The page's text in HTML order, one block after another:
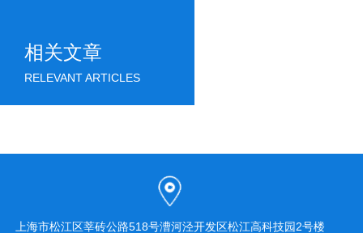
相关文章
RELEVANT ARTICLES
上海市松江区莘砖公路518号漕河泾开发区松江高科技园2号楼